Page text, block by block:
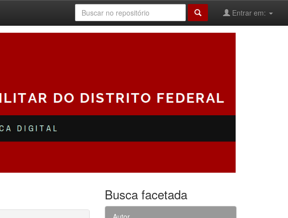
Entrar em:
Busca facetada